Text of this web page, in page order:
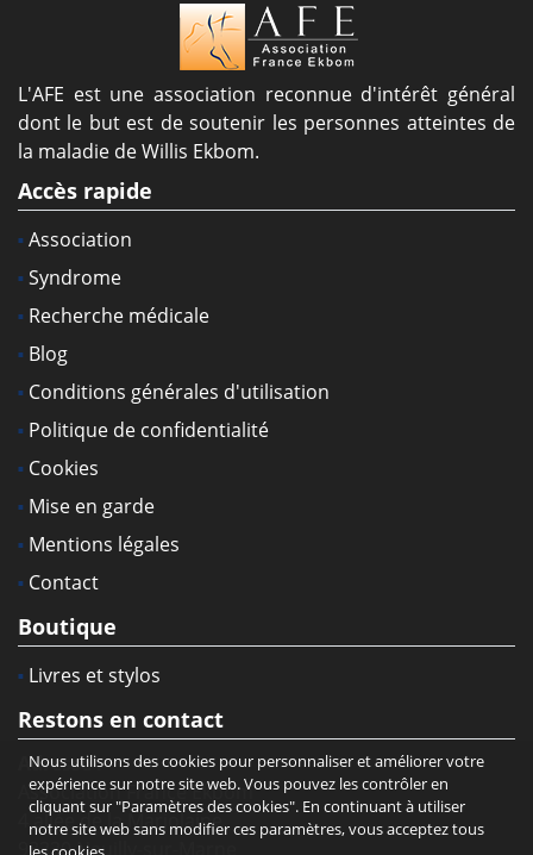
L'AFE est une association reconnue d'intérêt général
dont le but est de soutenir les personnes atteintes de
la maladie de Willis Ekbom.
Accès rapide
Association
Syndrome
Recherche médicale
Blog
Conditions générales d'utilisation
Politique de confidentialité
Cookies
Mise en garde
Mentions légales
Contact
Boutique
Livres et stylos
Restons en contact
Adresse :
Association France Ekbom
4 allée de la Marjolaine
93330 Neuilly-sur-Marne
Nous utilisons des cookies pour personnaliser et améliorer votre
expérience sur notre site web. Vous pouvez les contrôler en
cliquant sur "Paramètres des cookies". En continuant à utiliser
notre site web sans modifier ces paramètres, vous acceptez tous